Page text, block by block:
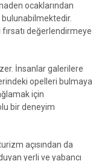
ocaklarından
bulunabilmektedir.
değerlendirmeye
İnsanlar galerilere
opelleri bulmaya
için
bir deneyim
açısından da
yerli ve yabancı